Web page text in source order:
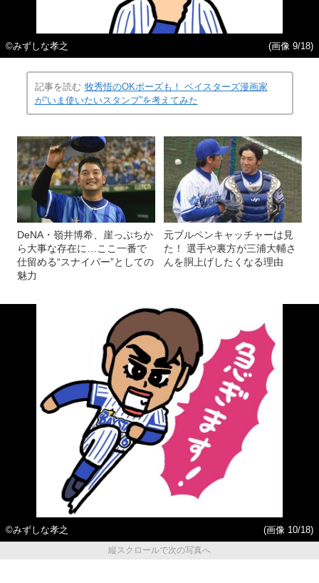
©みずしな孝之 (画像 9/18)
記事を読む 牧秀悟のOKポーズも！ ベイスターズ漫画家
が“いま使いたいスタンプ”を考えてみた
DeNA・嶺井博希、崖っぷちか
ら大事な存在に…ここ一番で
仕留める“スナイパー”としての
魅力
元ブルペンキャッチャーは見
た！ 選手や裏方が三浦大輔さ
んを胴上げしたくなる理由
©みずしな孝之
(画像 10/18)
縦スクロールで次の写真へ